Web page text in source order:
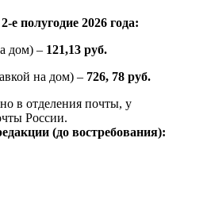
е полугодие 2026 года:
дом) – 121,13 руб.
на дом) – 726, 78 руб.
в отделения почты, у
России.
(до востребования):